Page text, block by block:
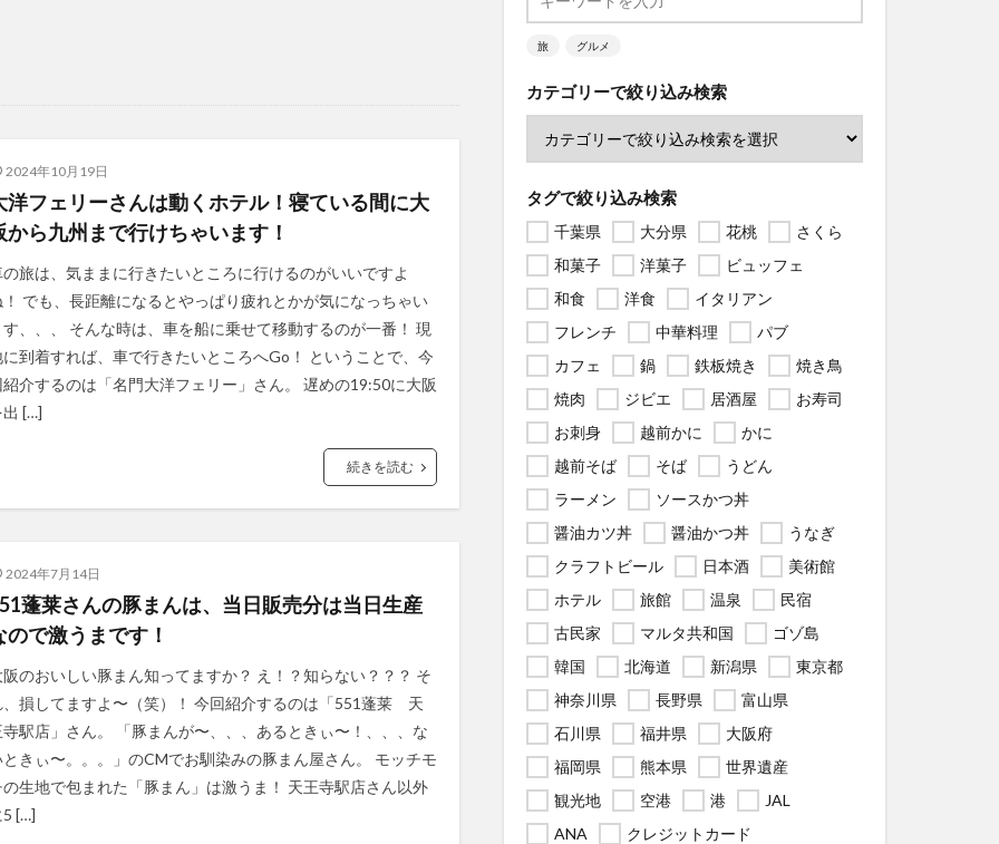
2024年10月19日
洋フェリーさんは動くホテル！寝ている間に大
から九州まで行けちゃいます！
の旅は、気ままに行きたいところに行けるのがいいですよ
！ でも、長距離になるとやっぱり疲れとかが気になっちゃい
す、、、 そんな時は、車を船に乗せて移動するのが一番！ 現
に到着すれば、車で行きたいところへGo！ ということで、今
紹介するのは「名門大洋フェリー」さん。 遅めの19:50に大阪
出 […]
続きを読む
2024年7月14日
蓬莱さんの豚まんは、当日販売分は当日生産
ので激うまです！
阪のおいしい豚まん知ってますか？ え！？知らない？？？ そ
、損してますよ〜（笑）！ 今回紹介するのは「551蓬莱 天
寺駅店」さん。 「豚まんが〜、、、あるときぃ〜！、、、な
ときぃ〜。。。」のCMでお馴染みの豚まん屋さん。 モッチモ
の生地で包まれた「豚まん」は激うま！ 天王寺駅店さん以外
5 […]
旅 グルメ
カテゴリーで絞り込み検索
タグで絞り込み検索
千葉県 大分県 花桃
さくら
和菓子
洋菓子
ビュッフェ
和食
洋食
イタリアン
フレンチ
中華料理
パブ
カフェ
鍋 鉄板焼き
焼き鳥
焼肉
ジビエ 居酒屋
お寿司
お刺身
越前かに
かに
越前そば
そば
うどん
ラーメン
ソースかつ丼
醤油カツ丼
醤油かつ丼
うなぎ
クラフトビール
日本酒
美術館
ホテル
旅館 温泉
民宿
古民家
マルタ共和国
ゴゾ島
韓国
北海道 新潟県
東京都
神奈川県
長野県
富山県
石川県
福井県
大阪府
福岡県
熊本県
世界遺産
観光地
空港 港
JAL
ANA
クレジットカード